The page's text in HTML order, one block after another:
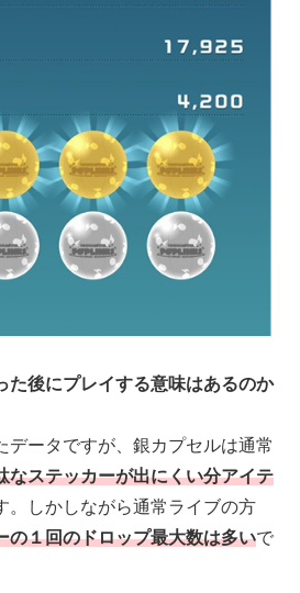
た後にプレイする意味はあるのか
データですが、銀カプセルは通常
なステッカーが出にくい分アイテ
。しかしながら通常ライブの方
の１回のドロップ最大数は多いで